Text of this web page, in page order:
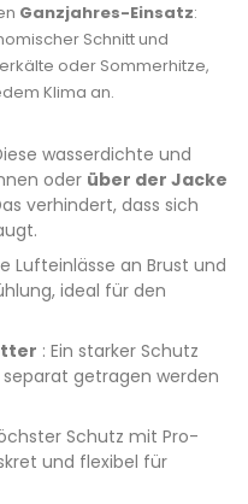
Ganzjahres-Einsatz:
Schnitt und
oder Sommerhitze,
Klima an.
wasserdichte und
oder über der Jacke
verhindert, dass sich
Lufteinlässe an Brust und
ideal für den
: Ein starker Schutz
getragen werden
Schutz mit Pro-
und flexibel für